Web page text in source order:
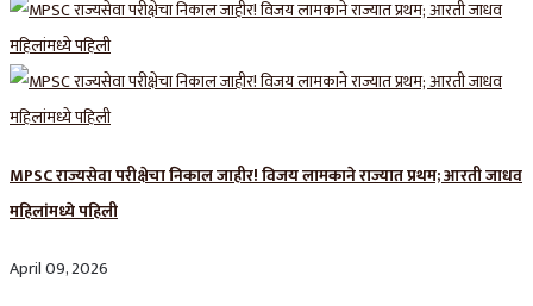
MPSC राज्यसेवा परीक्षेचा निकाल जाहीर! विजय लामकाने राज्यात प्रथम; आरती जाधव
महिलांमध्ये पहिली
April 09, 2026